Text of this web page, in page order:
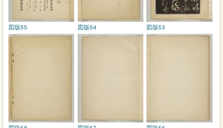
図版53
図版54
図版55